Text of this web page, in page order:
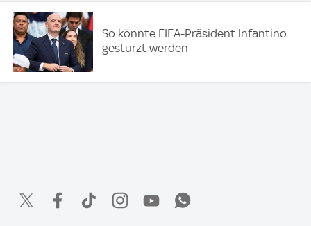
So könnte FIFA-Präsident Infantino
gestürzt werden